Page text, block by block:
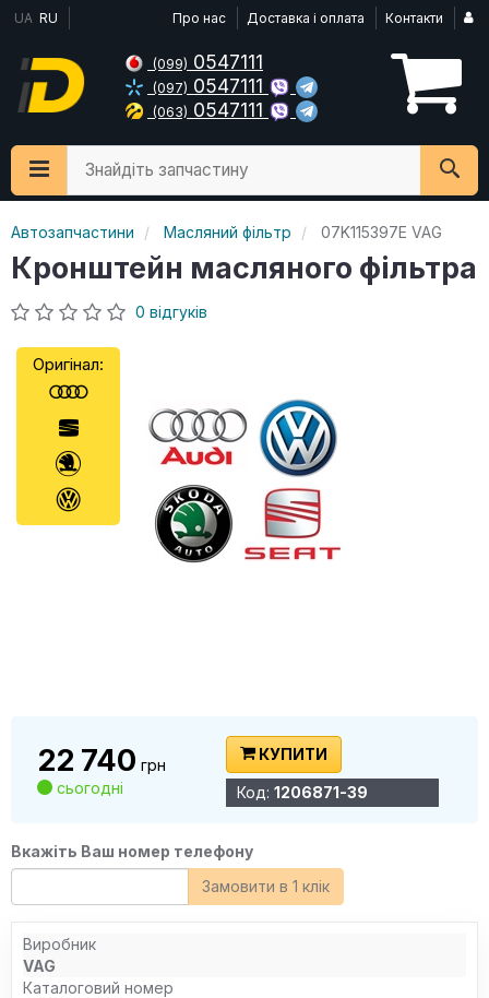
UA RU Про нас Доставка і оплата Контакти
(099) 0547111
(097) 0547111
(063) 0547111
Знайдіть запчастину
Автозапчастини Масляний фільтр 07K115397E VAG
Кронштейн масляного фільтра
0 відгуків
Оригінал:
22 740 грн
сьогодні
КУПИТИ
Код: 1206871-39
Вкажіть Ваш номер телефону
Замовити в 1 клік
Виробник
VAG
Каталоговий номер